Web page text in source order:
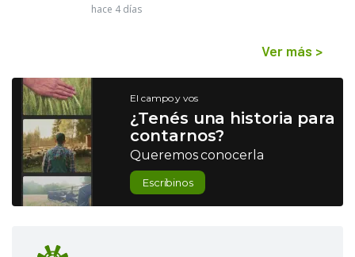
hace 4 días
Ver más >
El campo y vos
¿Tenés una historia para
contarnos?
Queremos conocerla
Escribinos